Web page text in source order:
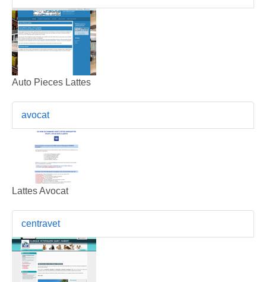
Auto Pieces Lattes
avocat
Lattes Avocat
centravet